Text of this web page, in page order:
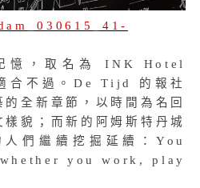
憶，取名為 INK Hotel
合不過。De Tijd 的報社
全新章節，以時間為名回
貌；而新的阿姆斯特丹城
們繼續挖掘延續：You
you work, play